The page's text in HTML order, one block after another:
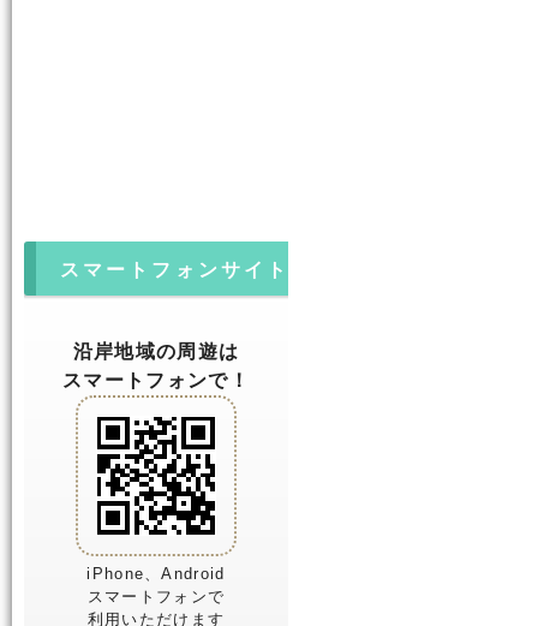
スマートフォンサイト
沿岸地域の周遊は
スマートフォンで！
iPhone、Android
スマートフォンで
利用いただけます